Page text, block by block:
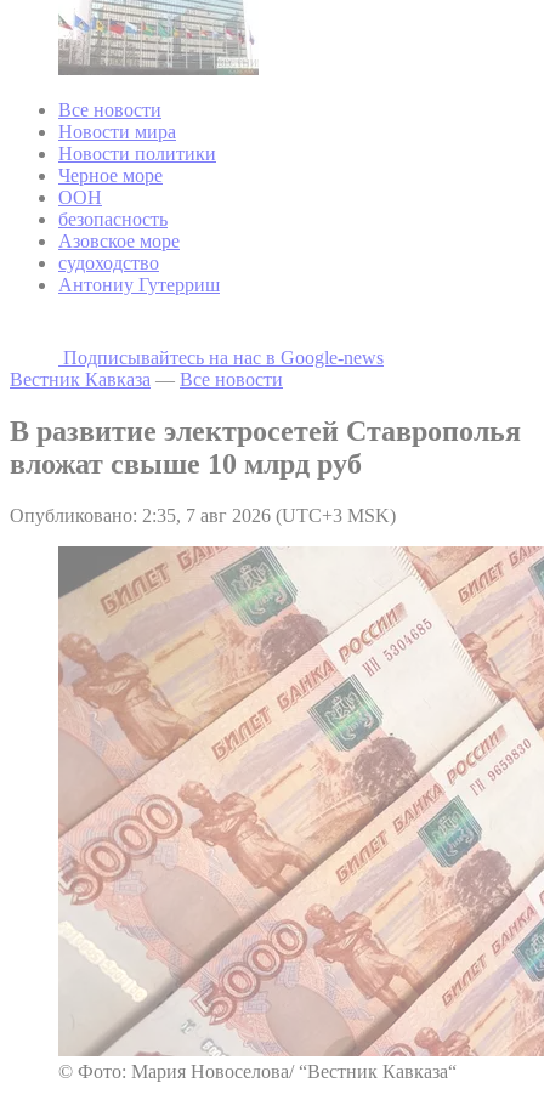
Все новости
Новости мира
Новости политики
Черное море
ООН
безопасность
Азовское море
судоходство
Антониу Гутерриш
Подписывайтесь на наc в Google-news
Вестник Кавказа — Все новости
В развитие электросетей Ставрополья
вложат свыше 10 млрд руб
Опубликовано: 2:35, 7 авг 2026 (UTC+3 MSK)
© Фото: Мария Новоселова/ “Вестник Кавказа“